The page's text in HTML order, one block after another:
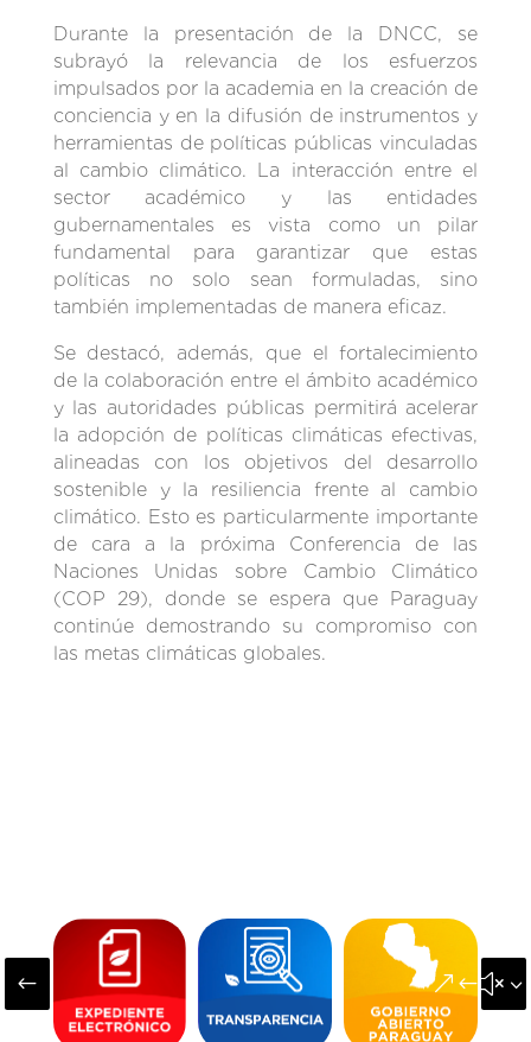
Durante la presentación de la DNCC, se
subrayó la relevancia de los esfuerzos
impulsados por la academia en la creación de
conciencia y en la difusión de instrumentos y
herramientas de políticas públicas vinculadas
al cambio climático. La interacción entre el
sector académico y las entidades
gubernamentales es vista como un pilar
fundamental para garantizar que estas
políticas no solo sean formuladas, sino
también implementadas de manera eficaz.
Se destacó, además, que el fortalecimiento
de la colaboración entre el ámbito académico
y las autoridades públicas permitirá acelerar
la adopción de políticas climáticas efectivas,
alineadas con los objetivos del desarrollo
sostenible y la resiliencia frente al cambio
climático. Esto es particularmente importante
de cara a la próxima Conferencia de las
Naciones Unidas sobre Cambio Climático
(COP 29), donde se espera que Paraguay
continúe demostrando su compromiso con
las metas climáticas globales.
#